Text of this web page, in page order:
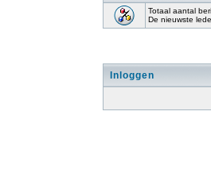
Totaal aantal
De nieuwste
Inloggen